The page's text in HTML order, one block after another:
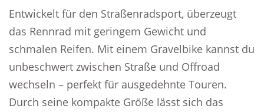
Entwickelt für den Straßenradsport, überzeugt
das Rennrad mit geringem Gewicht und
schmalen Reifen. Mit einem Gravelbike kannst du
unbeschwert zwischen Straße und Offroad
wechseln – perfekt für ausgedehnte Touren.
Durch seine kompakte Größe lässt sich das